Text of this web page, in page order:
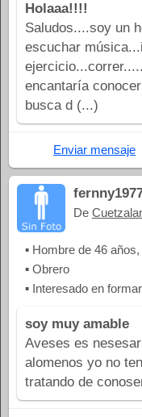
Holaaa!!!!
Saludos....soy un
escuchar
encantaría
busca d (...)
Enviar mensaje
De
▪ Hombre de 46
▪ Obrero
▪ Interesado en
soy muy amable
Aveses es
alomenos yo no
tratando de